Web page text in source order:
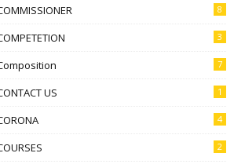
8
3
7
US 1
4
2